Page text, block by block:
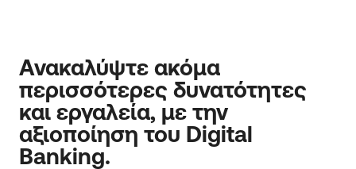
Ανακαλύψτε ακόμα
περισσότερες δυνατότητες
και εργαλεία, με την
αξιοποίηση του Digital
Banking.